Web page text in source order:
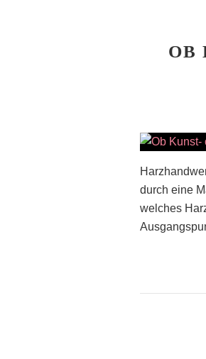
OB
durch eine
welches